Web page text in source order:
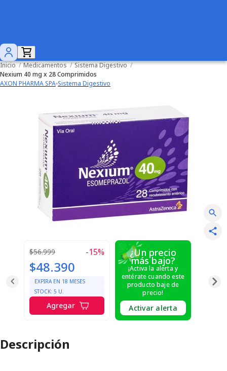
Inicio / Medicamentos / Sistema Digestivo /
Nexium 40 mg x 28 Comprimidos
AXON PHARMA SPA Sistema Digestivo
$56.999 -15%
$48.390
EXPIRA EN 18 MESES
STOCK: 5 U.
Agregar
¿Un precio
más bajo?
¡Activa la alerta y
entérate cuando este
producto baje de
precio!
Activar alerta
Descripción